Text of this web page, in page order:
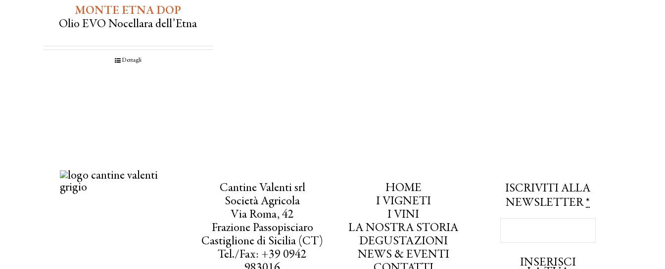
MONTE ETNA DOP
Olio EVO Nocellara dell’Etna
Dettagli
Cantine Valenti srl
Società Agricola
Via Roma, 42
Frazione Passopisciaro
Castiglione di Sicilia (CT)
Tel./Fax: +39 0942
HOME
I VIGNETI
I VINI
LA NOSTRA STORIA
DEGUSTAZIONI
NEWS & EVENTI
ISCRIVITI ALLA
NEWSLETTER*
INSERISCI